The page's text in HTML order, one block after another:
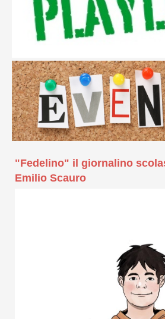
"Fedelino" il giornalino
Emilio Scauro